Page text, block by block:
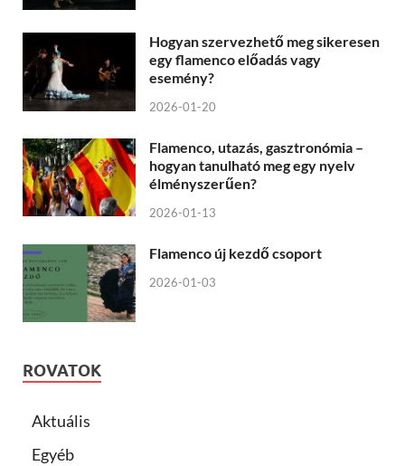
Hogyan szervezhető meg sikeresen
egy flamenco előadás vagy
esemény?
2026-01-20
Flamenco, utazás, gasztronómia –
hogyan tanulható meg egy nyelv
élményszerűen?
2026-01-13
Flamenco új kezdő csoport
2026-01-03
ROVATOK
Aktuális
Egyéb